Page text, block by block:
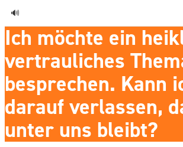
🔊
Ich möchte ein
vertrauliches
besprechen. Kann
darauf verlassen,
unter uns bleibt?